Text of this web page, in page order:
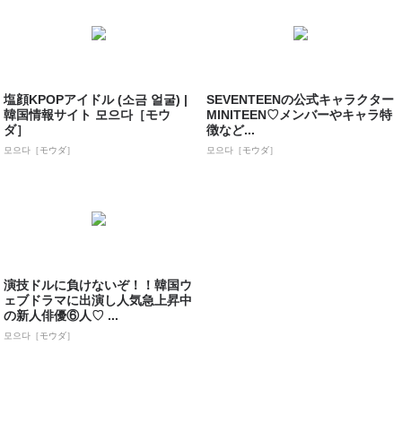
塩顔KPOPアイドル (소금 얼굴) |
韓国情報サイト 모으다［モウ
ダ］
모으다［モウダ］
SEVENTEENの公式キャラクター
MINITEEN♡メンバーやキャラ特
徴など...
모으다［モウダ］
演技ドルに負けないぞ！！韓国ウ
ェブドラマに出演し人気急上昇中
の新人俳優⑥人♡ ...
모으다［モウダ］